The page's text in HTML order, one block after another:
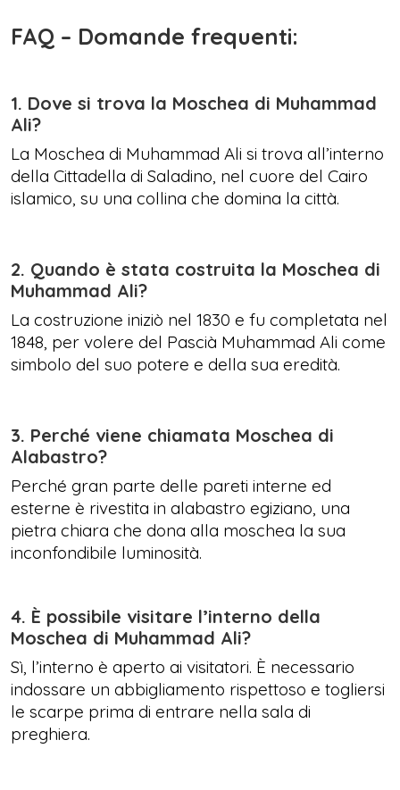
FAQ – Domande frequenti:
1. Dove si trova la Moschea di Muhammad
Ali?
La Moschea di Muhammad Ali si trova all’interno
della Cittadella di Saladino, nel cuore del Cairo
islamico, su una collina che domina la città.
2. Quando è stata costruita la Moschea di
Muhammad Ali?
La costruzione iniziò nel 1830 e fu completata nel
1848, per volere del Pascià Muhammad Ali come
simbolo del suo potere e della sua eredità.
3. Perché viene chiamata Moschea di
Alabastro?
Perché gran parte delle pareti interne ed
esterne è rivestita in alabastro egiziano, una
pietra chiara che dona alla moschea la sua
inconfondibile luminosità.
4. È possibile visitare l’interno della
Moschea di Muhammad Ali?
Sì, l’interno è aperto ai visitatori. È necessario
indossare un abbigliamento rispettoso e togliersi
le scarpe prima di entrare nella sala di
preghiera.